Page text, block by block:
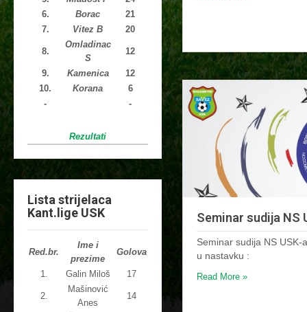
6.
Borac
21
7.
Vitez B 20
8.
Omladinac
S
12
9. Kamenica
12
10.
Korana
6
-
-
Rezultati
Lista strijelaca
Kant.lige USK
Red.br.
Ime i
prezime
Golova
1. Galin Miloš 17
2.
Mašinović
Anes
14
Seminar sudija NS
Seminar sudija NS
u nastavku :
Read More »